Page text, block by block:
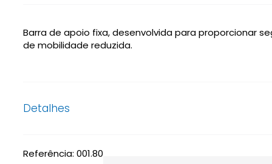
Barra de apoio fixa, desenvolvida para proporcionar
de mobilidade reduzida.
Detalhes
Referência: 001.80